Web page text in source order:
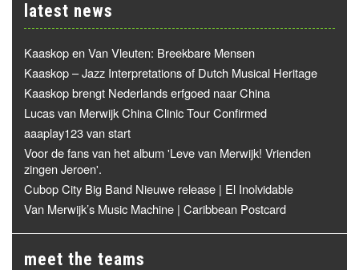
latest news
Kaaskop en Van Vleuten: Breekbare Mensen
Kaaskop – Jazz Interpretations of Dutch Musical Heritage
Kaaskop brengt Nederlands erfgoed naar China
Lucas van Merwijk China Clinic Tour Confirmed
aaaplay123 van start
Voor de fans van het album 'Leve van Merwijk! Vrienden
zingen Jeroen'.
Cubop City Big Band Nieuwe release | El Inolvidable
Van Merwijk’s Music Machine | Caribbean Postcard
meet the teams